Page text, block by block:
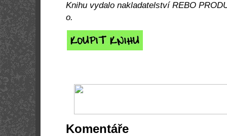
Knihu vydalo nakladatelství REBO
o.
Komentáře